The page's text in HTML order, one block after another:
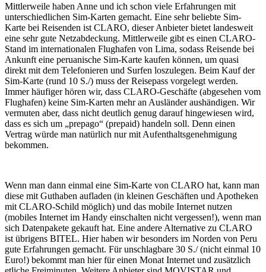
Mittlerweile haben Anne und ich schon viele Erfahrungen mit
unterschiedlichen Sim-Karten gemacht. Eine sehr beliebte Sim-
Karte bei Reisenden ist CLARO, dieser Anbieter bietet landesweit
eine sehr gute Netzabdeckung. Mittlerweile gibt es einen CLARO-
Stand im internationalen Flughafen von Lima, sodass Reisende bei
Ankunft eine peruanische Sim-Karte kaufen können, um quasi
direkt mit dem Telefonieren und Surfen loszulegen. Beim Kauf der
Sim-Karte (rund 10 S./) muss der Reisepass vorgelegt werden.
Immer häufiger hören wir, dass CLARO-Geschäfte (abgesehen vom
Flughafen) keine Sim-Karten mehr an Ausländer aushändigen. Wir
vermuten aber, dass nicht deutlich genug darauf hingewiesen wird,
dass es sich um „prepago“ (prepaid) handeln soll. Denn einen
Vertrag würde man natürlich nur mit Aufenthaltsgenehmigung
bekommen.
Wenn man dann einmal eine Sim-Karte von CLARO hat, kann man
diese mit Guthaben aufladen (in kleinen Geschäften und Apotheken
mit CLARO-Schild möglich) und das mobile Internet nutzen
(mobiles Internet im Handy einschalten nicht vergessen!), wenn man
sich Datenpakete gekauft hat. Eine andere Alternative zu CLARO
ist übrigens BITEL. Hier haben wir besonders im Norden von Peru
gute Erfahrungen gemacht. Für unschlagbare 30 S./ (nicht einmal 10
Euro!) bekommt man hier für einen Monat Internet und zusätzlich